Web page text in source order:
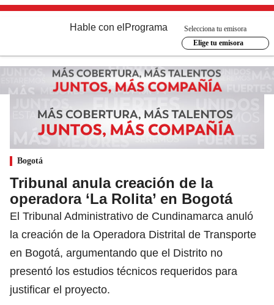
Hable con el Programa
Selecciona tu emisora
Elige tu emisora
Bogotá
Tribunal anula creación de la
operadora ‘La Rolita’ en Bogotá
El Tribunal Administrativo de Cundinamarca anuló
la creación de la Operadora Distrital de Transporte
en Bogotá, argumentando que el Distrito no
presentó los estudios técnicos requeridos para
justificar el proyecto.